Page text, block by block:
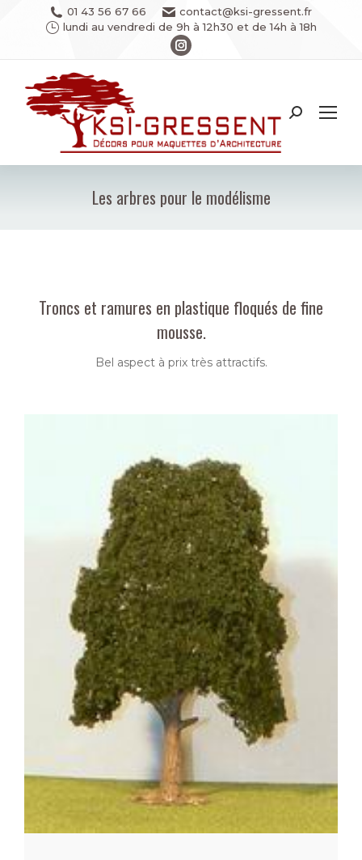
01 43 56 67 66
contact@ksi-gressent.fr
lundi au vendredi de 9h à 12h30 et de 14h à 18h
Instagram
new
window
Recherche
Les arbres pour le modélisme
Troncs et ramures en plastique floqués de fine
mousse.
Bel aspect à prix très attractifs.